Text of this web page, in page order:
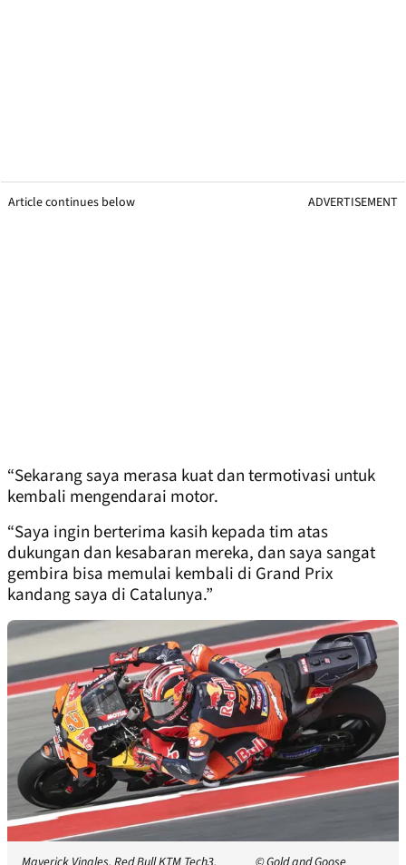
Article continues below ADVERTISEMENT
“Sekarang saya merasa kuat dan termotivasi untuk
kembali mengendarai motor.
“Saya ingin berterima kasih kepada tim atas
dukungan dan kesabaran mereka, dan saya sangat
gembira bisa memulai kembali di Grand Prix
kandang saya di Catalunya.”